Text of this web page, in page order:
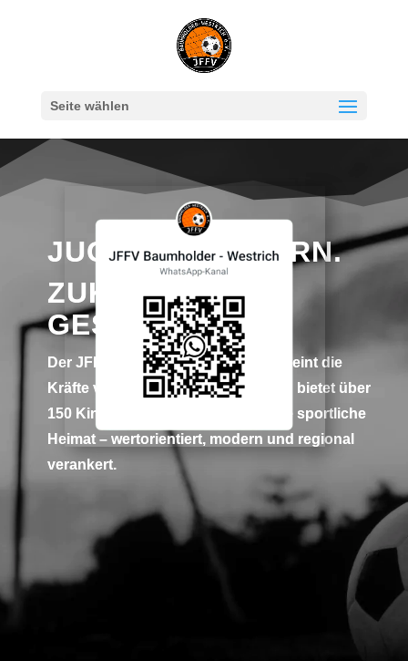
Seite wählen
JUGEND FÖRDERN.
ZUKUNFT
GESTALTEN.
Der JFFV Baumholder-Westrich vereint die
Kräfte von fünf Stammvereinen und bietet über
150 Kindern und Jugendlichen eine sportliche
Heimat – wertorientiert, modern und regional
verankert.